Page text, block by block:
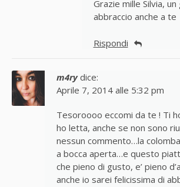
Grazie mille Silvia, un
abbraccio anche a te
Rispondi
m4ry dice:
Aprile 7, 2014 alle 5:32 pm
Tesoroooo eccomi da te ! Ti
ho letta, anche se non sono
nessun commento…la
a bocca aperta…e questo
che pieno di gusto, e’ pieno
anche io sarei felicissima di